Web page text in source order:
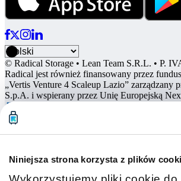
Niniejsza strona korzysta z plików
© Radical Storage • Lean Team S.R.L. • P.
Radical jest również finansowany przez
„Vertis Venture 4 Scaleup Lazio” zarządzany
S.p.A. i wspierany przez Unię Europejską